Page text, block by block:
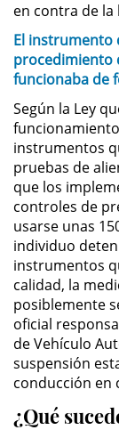
Drug
en contra de
El instrumento
procedimiento
funcionaba de
Según la Ley
instrumentos
pruebas de
que los
controles de
usarse unas
individuo
instrumentos
calidad, la
posiblemente
oficial
de Vehículo
suspensión
conducción en
¿Qué